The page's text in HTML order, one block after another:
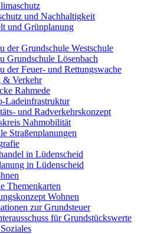
und Nachhaltigkeit
und Grünplanung
der Grundschule Westschule
Grundschule Lösenbach
der Feuer- und Rettungswache
& Verkehr
Rahmede
Ladeinfrastruktur
und Radverkehrskonzept
Nahmobilität
Straßenplanungen
in Lüdenscheid
in Lüdenscheid
Themenkarten
Wohnen
zur Grundsteuer
für Grundstückswerte